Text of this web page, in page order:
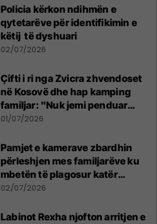
Policia kërkon ndihmën e
qytetarëve për identifikimin e
këtij të dyshuari
02/07/2026
Çifti i ri nga Zvicra zhvendoset
në Kosovë dhe hap kamping
familjar: "Nuk jemi penduar
asnjë ditë"
01/07/2026
Pamjet e kamerave zbardhin
përleshjen mes familjarëve ku
mbetën të plagosur katër
persona
02/07/2026
Labinot Rexha njofton arritjen e